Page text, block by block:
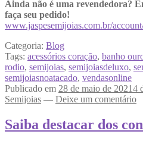
Ainda não é uma revendedora?
faça seu pedido!
www.jaspesemijoias.com.br/
Categoria: Blog
Tags: acessórios coração, banho
rodio, semijoias, semijoiasdeluxo,
semijoiasnoatacado, vendasonline
Publicado em 28 de maio de 20214
Semijoias — Deixe um comentário
Saiba destacar dos